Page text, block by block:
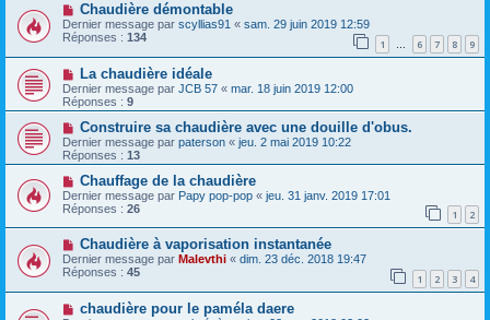
Chaudière démontable
Dernier message par scyllias91 « sam. 29 juin 2019 12:59
Réponses : 134 1 … 6 7 8 9
La chaudière idéale
Dernier message par JCB 57 « mar. 18 juin 2019 12:00
Réponses : 9
Construire sa chaudière avec une douille d'obus.
Dernier message par paterson « jeu. 2 mai 2019 10:22
Réponses : 13
Chauffage de la chaudière
Dernier message par Papy pop-pop « jeu. 31 janv. 2019 17:01
Réponses : 26 1 2
Chaudière à vaporisation instantanée
Dernier message par Malevthi « dim. 23 déc. 2018 19:47
Réponses : 45 1 2 3 4
chaudière pour le paméla daere